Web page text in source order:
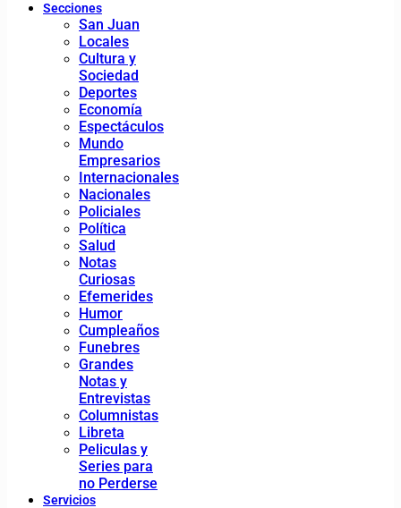
Secciones
San Juan
Locales
Cultura y
Sociedad
Deportes
Economía
Espectáculos
Mundo
Empresarios
Internacionales
Nacionales
Policiales
Política
Salud
Notas
Curiosas
Efemerides
Humor
Cumpleaños
Funebres
Grandes
Notas y
Entrevistas
Columnistas
Libreta
Peliculas y
Series para
no Perderse
Servicios